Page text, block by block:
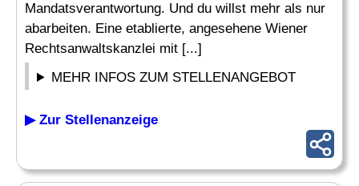
Mandatsverantwortung. Und du willst mehr als nur
abarbeiten. Eine etablierte, angesehene Wiener
Rechtsanwaltskanzlei mit [...]
MEHR INFOS ZUM STELLENANGEBOT
▶ Zur Stellenanzeige